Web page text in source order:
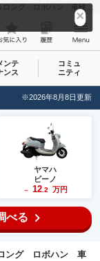
ヤマハ(YAMAHA) ドラッグスター４００ ブラック ロー＆ロング ロボハン 車検２年付｜オートグルーヴ つくば店｜新車・中古バイクなら【グーバイク(GooBike)】
ンテ
ンス
コミュ
ニティ
※2026年8月8日更新
ヤマハ
ビーノ
～ 12.2 万円
べる
ング ロボハン 車